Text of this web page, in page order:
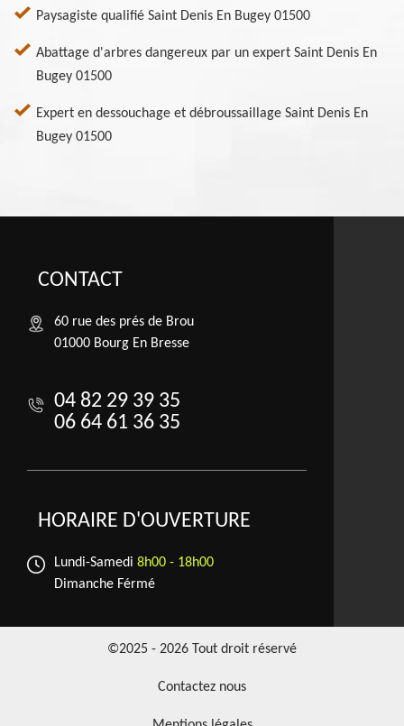
Paysagiste qualifié Saint Denis En Bugey 01500
Abattage d'arbres dangereux par un expert Saint Denis En
Bugey 01500
Expert en dessouchage et débroussaillage Saint Denis En
Bugey 01500
CONTACT
60 rue des prés de Brou
01000 Bourg En Bresse
04 82 29 39 35
06 64 61 36 35
HORAIRE D'OUVERTURE
Lundi-Samedi 8h00 - 18h00
Dimanche Férmé
©2025 - 2026 Tout droit réservé
Contactez nous